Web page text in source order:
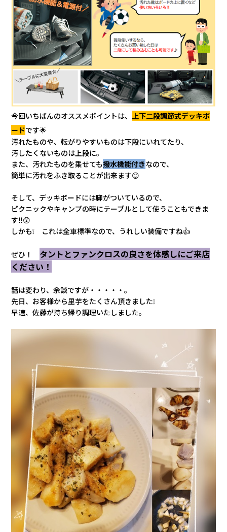
今回いちばんのオススメポイントは、 上下二段調節式デッキボ
ードです🌟
汚れたものや、転がりやすいものは下段にいれてたり、
汚したくないものは上段に。
また、汚れたものを乗せても撥水機能付きなので、
簡単に汚れをふき取ることが出来ます😊
そして、デッキボードには脚がついているので、
ピクニックやキャンプの時にテーブルとして使うこともできま
す‼😲
しかも❕ これは全車標準なので、うれしい装備ですね👍
ぜひ！ タントとファンクロスの良さを体感しにご来店
ください！
話は変わり、余談ですが・・・・・。
先日、お客様から里芋をたくさん頂きました❕
早速、佐藤が持ち帰り調理いたしました。